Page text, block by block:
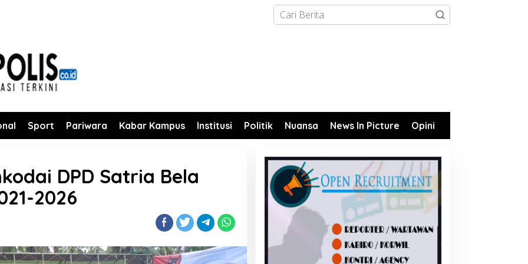
Sport Pariwara Kabar Kampus Institusi Politik Nuansa News In Picture Opini
DPD Satria Bela
2026